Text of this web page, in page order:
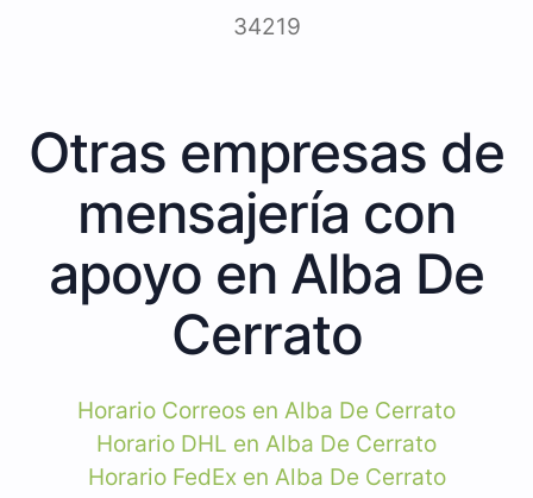
34219
Otras empresas de
mensajería con
apoyo en Alba De
Cerrato
Horario Correos en Alba De Cerrato
Horario DHL en Alba De Cerrato
Horario FedEx en Alba De Cerrato